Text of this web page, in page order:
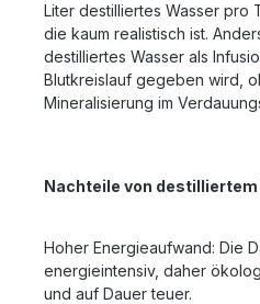
Liter destilliertes Wasser pro
die kaum realistisch ist.
destilliertes Wasser als
Blutkreislauf gegeben wird,
Mineralisierung im
Nachteile von
Hoher Energieaufwand: Die
energieintensiv, daher
und auf Dauer teuer.